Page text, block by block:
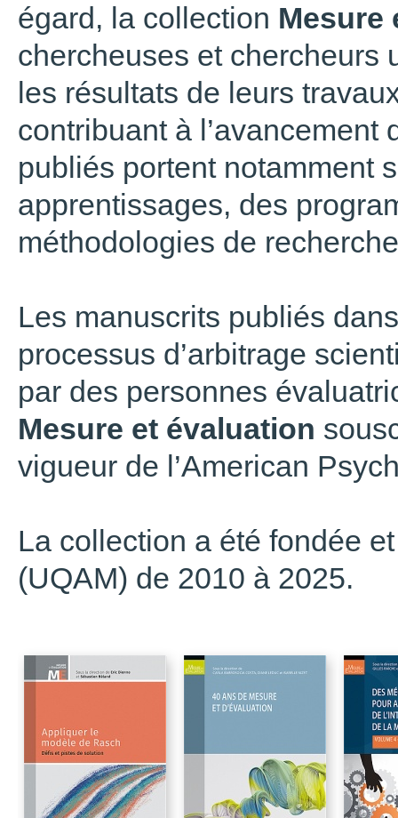
égard, la collection Mesure
chercheuses et chercheurs
les résultats de leurs
contribuant à
publiés portent notamment
apprentissages, des
méthodologies de
Les manuscrits publiés
processus d’arbitrage
par des personnes
Mesure et évaluation
vigueur de l’American
La collection a été fondée
(UQAM) de 2010 à 2025.